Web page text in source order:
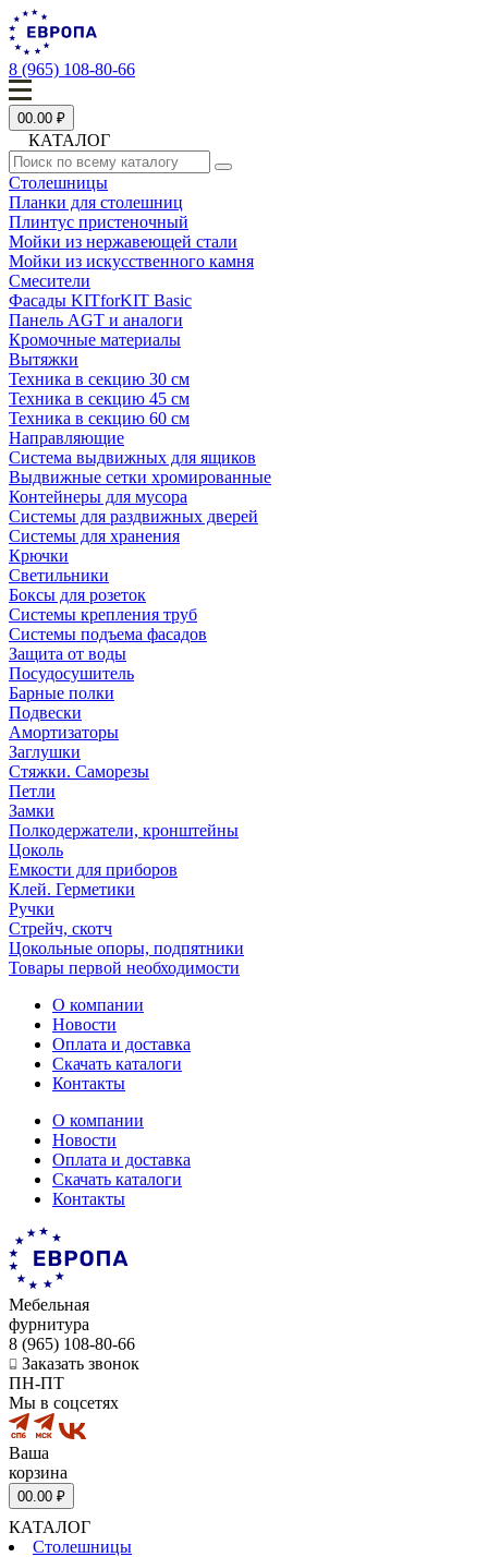
8 (965) 108-80-66
00.00 ₽
КАТАЛОГ
Столешницы
Планки для столешниц
Плинтус пристеночный
Мойки из нержавеющей стали
Мойки из искусственного камня
Смесители
Фасады KITforKIT Basic
Панель AGT и аналоги
Кромочные материалы
Вытяжки
Техника в секцию 30 см
Техника в секцию 45 см
Техника в секцию 60 см
Направляющие
Система выдвижных для ящиков
Выдвижные сетки хромированные
Контейнеры для мусора
Системы для раздвижных дверей
Системы для хранения
Крючки
Светильники
Боксы для розеток
Системы крепления труб
Системы подъема фасадов
Защита от воды
Посудосушитель
Барные полки
Подвески
Амортизаторы
Заглушки
Стяжки. Саморезы
Петли
Замки
Полкодержатели, кронштейны
Цоколь
Емкости для приборов
Клей. Герметики
Ручки
Стрейч, скотч
Цокольные опоры, подпятники
Товары первой необходимости
О компании
Новости
Оплата и доставка
Скачать каталоги
Контакты
О компании
Новости
Оплата и доставка
Скачать каталоги
Контакты
Мебельная
фурнитура
8 (965) 108-80-66
Заказать звонок
ПН-ПТ
Мы в соцсетях
Ваша
корзина
00.00 ₽
КАТАЛОГ
Столешницы